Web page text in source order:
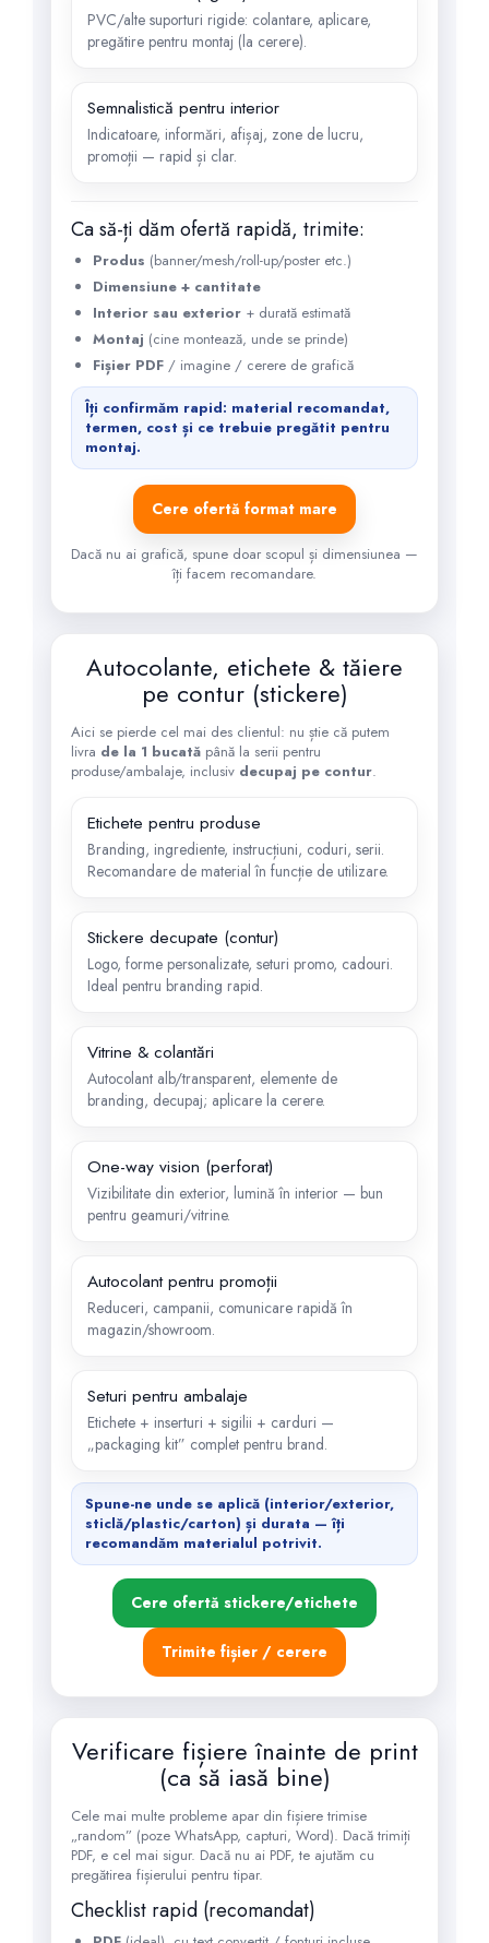
PVC/alte suporturi rigide: colantare, aplicare,
pregătire pentru montaj (la cerere).
Semnalistică pentru interior
Indicatoare, informări, afișaj, zone de lucru,
promoții — rapid și clar.
Ca să-ți dăm ofertă rapidă, trimite:
Produs (banner/mesh/roll-up/poster etc.)
Dimensiune + cantitate
Interior sau exterior + durată estimată
Montaj (cine montează, unde se prinde)
Fișier PDF / imagine / cerere de grafică
Îți confirmăm rapid: material recomandat,
termen, cost și ce trebuie pregătit pentru
montaj.
Cere ofertă format mare
Dacă nu ai grafică, spune doar scopul și dimensiunea —
îți facem recomandare.
Autocolante, etichete & tăiere
pe contur (stickere)
Aici se pierde cel mai des clientul: nu știe că putem
livra de la 1 bucată până la serii pentru
produse/ambalaje, inclusiv decupaj pe contur.
Etichete pentru produse
Branding, ingrediente, instrucțiuni, coduri, serii.
Recomandare de material în funcție de utilizare.
Stickere decupate (contur)
Logo, forme personalizate, seturi promo, cadouri.
Ideal pentru branding rapid.
Vitrine & colantări
Autocolant alb/transparent, elemente de
branding, decupaj; aplicare la cerere.
One-way vision (perforat)
Vizibilitate din exterior, lumină în interior — bun
pentru geamuri/vitrine.
Autocolant pentru promoții
Reduceri, campanii, comunicare rapidă în
magazin/showroom.
Seturi pentru ambalaje
Etichete + inserturi + sigilii + carduri —
„packaging kit” complet pentru brand.
Spune-ne unde se aplică (interior/exterior,
sticlă/plastic/carton) și durata — îți
recomandăm materialul potrivit.
Cere ofertă stickere/etichete
Trimite fișier / cerere
Verificare fișiere înainte de print
(ca să iasă bine)
Cele mai multe probleme apar din fișiere trimise
„random” (poze WhatsApp, capturi, Word). Dacă trimiți
PDF, e cel mai sigur. Dacă nu ai PDF, te ajutăm cu
pregătirea fișierului pentru tipar.
Checklist rapid (recomandat)